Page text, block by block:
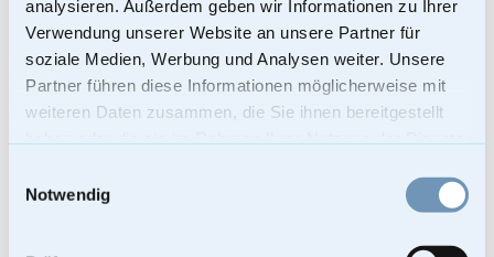
analysieren. Außerdem geben wir Informationen zu Ihrer
Verwendung unserer Website an unsere Partner für
soziale Medien, Werbung und Analysen weiter. Unsere
Partner führen diese Informationen möglicherweise mit
weiteren Daten zusammen, die Sie ihnen bereitgestellt
Notwendig
Fahrrad Urne in schwarz
379,00€
Kostenloser Versand
Bei Lieferungen in Nicht-EU-Länder können zusätzliche Zölle, Steuern